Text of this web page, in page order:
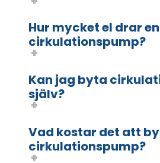
Hur mycket el drar en
cirkulationspump?
Kan jag byta
själv?
Vad kostar det att
cirkulationspump?